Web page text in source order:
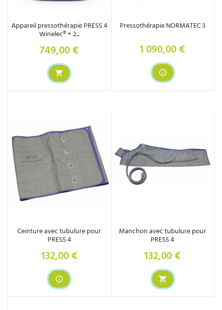
Appareil pressothérapie PRESS 4
Winelec® + 2...
Prix
749,00 €
Pressothérapie NORMATEC 3
Prix
1 090,00 €
Ceinture avec tubulure pour
PRESS 4
Prix
132,00 €
Manchon avec tubulure pour
PRESS 4
Prix
132,00 €